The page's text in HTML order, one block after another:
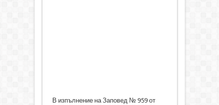
В изпълнение на Заповед № 959 от